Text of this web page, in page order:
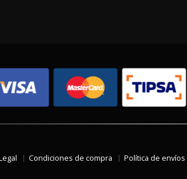
Condiciones de compra Política de envíos